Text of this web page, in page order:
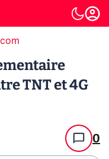
TNT et 4G
0